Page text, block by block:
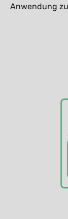
Anwendung